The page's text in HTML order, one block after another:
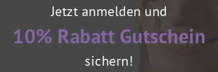
Jetzt anmelden und
10% Rabatt Gutschein
sichern!